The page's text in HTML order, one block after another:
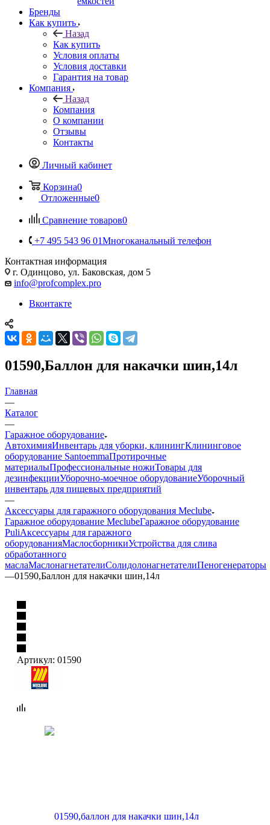
Бренды
Как купить
Назад
Как купить
Условия оплаты
Условия доставки
Гарантия на товар
Компания
Назад
Компания
О компании
Отзывы
Контакты
Личный кабинет
Корзина0
Отложенные0
Сравнение товаров0
+7 495 543 96 01Многоканальный телефон
Контактная информация
г. Одинцово, ул. Баковская, дом 5
info@profcomplex.pro
Вконтакте
01590,Баллон для накачки шин,14л
Главная
—
Каталог
—
Гаражное оборудование
АвтохимияИнвентарь для уборки, клинингКлининговое
оборудование SantoemmaПротирочные
материалыПрофессиональные ножиТовары для
дезинфекцииУборочно-моечное оборудованиеУборочный
инвентарь для пищевых предприятий
—
Аксессуары для гаражного оборудования Meclube
Гаражное оборудование MeclubeГаражное оборудование
PuliАксессуары для гаражного
оборудованияМаслосборникиУстройства для слива
обработанного
маслаМаслонагнетателиСолидолонагнетателиПеногенераторы
—01590,Баллон для накачки шин,14л
Артикул: 01590